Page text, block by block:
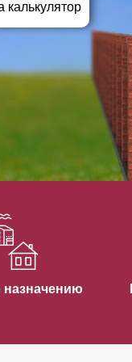
калькулятор